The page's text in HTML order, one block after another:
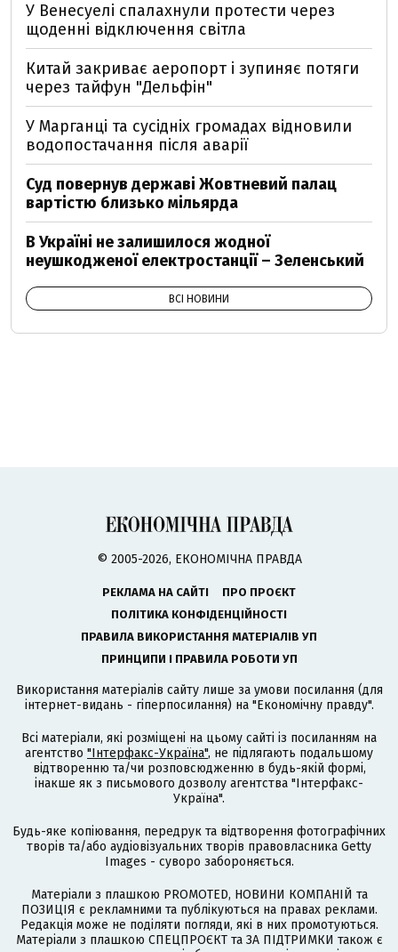
У Венесуелі спалахнули протести через
щоденні відключення світла
Китай закриває аеропорт і зупиняє потяги
через тайфун "Дельфін"
У Марганці та сусідніх громадах відновили
водопостачання після аварії
Суд повернув державі Жовтневий палац
вартістю близько мільярда
В Україні не залишилося жодної
неушкодженої електростанції – Зеленський
ВСІ НОВИНИ
© 2005-2026, ЕКОНОМІЧНА ПРАВДА
РЕКЛАМА НА САЙТІ
ПРО ПРОЄКТ
ПОЛІТИКА КОНФІДЕНЦІЙНОСТІ
ПРАВИЛА ВИКОРИСТАННЯ МАТЕРІАЛІВ УП
ПРИНЦИПИ І ПРАВИЛА РОБОТИ УП
Використання матеріалів сайту лише за умови посилання (для
інтернет-видань - гіперпосилання) на "Економічну правду".
Всі матеріали, які розміщені на цьому сайті із посиланням на
агентство "Інтерфакс-Україна", не підлягають подальшому
відтворенню та/чи розповсюдженню в будь-якій формі,
інакше як з письмового дозволу агентства "Інтерфакс-
Україна".
Будь-яке копіювання, передрук та відтворення фотографічних
творів та/або аудіовізуальних творів правовласника Getty
Images - суворо забороняється.
Матеріали з плашкою PROMOTED, НОВИНИ КОМПАНІЙ та
ПОЗИЦІЯ є рекламними та публікуються на правах реклами.
Редакція може не поділяти погляди, які в них промотуються.
Матеріали з плашкою СПЕЦПРОЄКТ та ЗА ПІДТРИМКИ також є